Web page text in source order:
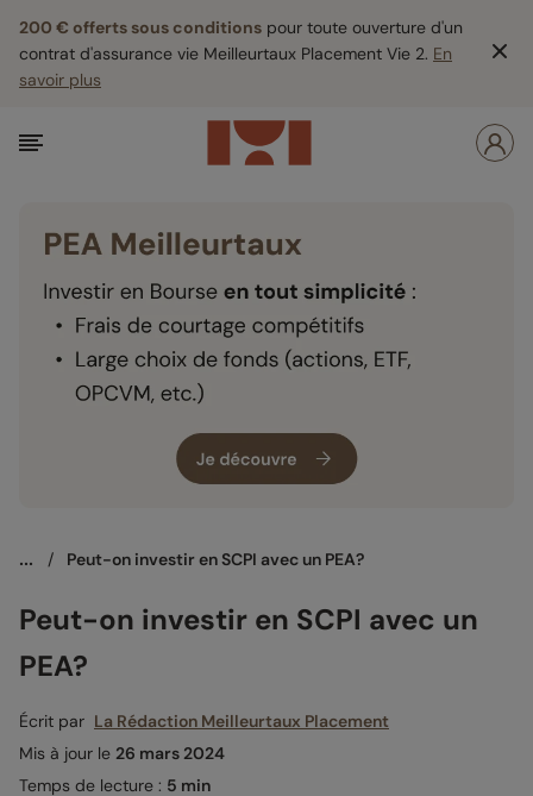
200 € offerts sous conditions pour toute ouverture d'un
contrat d'assurance vie Meilleurtaux Placement Vie 2. En
savoir plus
... / Peut-on investir en SCPI avec un PEA?
Peut-on investir en SCPI avec un
PEA?
Écrit par La Rédaction Meilleurtaux Placement
Mis à jour le 26 mars 2024
Temps de lecture : 5 min